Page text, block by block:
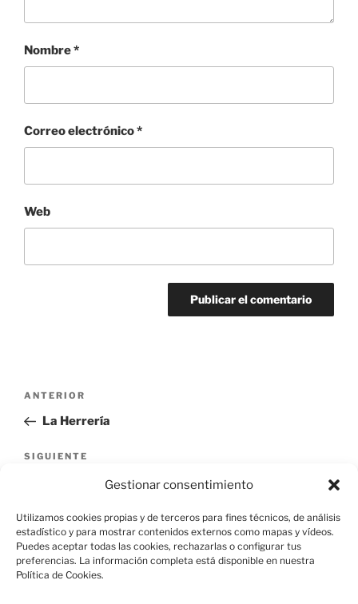
Gestionar consentimiento
Utilizamos cookies propias y de terceros para fines técnicos, de análisis
estadístico y para mostrar contenidos externos como mapas y vídeos.
Puedes aceptar todas las cookies, rechazarlas o configurar tus
preferencias. La información completa está disponible en nuestra
Política de Cookies.
Nombre*
Correo electrónico*
Web
Navegación
entradas
Entrada
anterior:
ANTERIOR
La Herrería
Siguiente
SIGUIENTE
Puente sobre el río Guatel Primero